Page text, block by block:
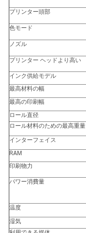
す
べ
て
の
場
合
COMPANY
NEWS
地
図
プリンター頭部
色モード
ノズル
プリンター ヘッドより高い
インク供給モデル
最高材料の幅
最高の印刷幅
ロール直径
ロール材料のための最高重量
インターフェイス
RAM
印刷物力
パワー消費量
温度
湿気